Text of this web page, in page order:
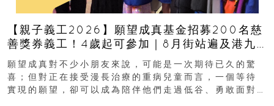
【親子義工2026】願望成真基金招募200名慈
善獎券義工！4歲起可參加｜8月街站遍及港九
新界
願望成真對不少小朋友來說，可能是一次期待已久的驚
喜；但對正在接受漫長治療的重病兒童而言，一個等待
實現的願望，卻可以成為陪伴他們走過低谷、勇敢面對